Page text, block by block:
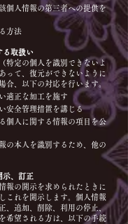
個人情報の第三者への提供を
方法
る取扱い
特定の個人を識別できないよ
って、復元ができないように
合、以下の対応を行います。
適正な加工を施す
安全管理措置を講じる
個人に関する情報の項目を公
の本人を識別するため、他の
示、訂正
報の開示を求められたときに
これを開示します。個人情報
、追加、削除、利用の停止、
希望される方は、以下の手続